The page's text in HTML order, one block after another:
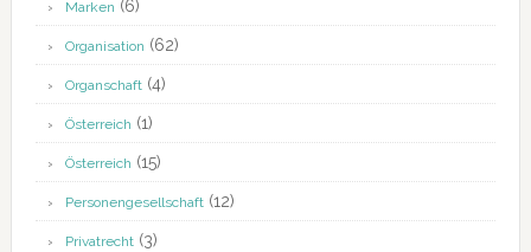
Marken (6)
Organisation (62)
Organschaft(4)
Österreich (1)
Österreich (15)
Personengesellschaft(12)
Privatrecht(3)